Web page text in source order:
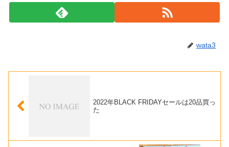
wata3
2022年BLACK FRIDAYセールは20品買っ
た